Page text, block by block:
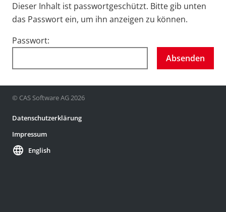
Dieser Inhalt ist passwortgeschützt. Bitte gib unten
das Passwort ein, um ihn anzeigen zu können.
Passwort:
© CAS Software AG 2026
Datenschutzerklärung
Impressum
language English